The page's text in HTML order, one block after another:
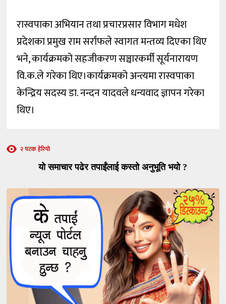
रास्वपाका अभियान तथा प्रचारप्रसार विभाग मधेश
प्रदेशका प्रमुख राम सर्राफले स्वागत मन्तव्य दिएका थिए
भने, कार्यक्रमको सहजीकरण सञ्चारकर्मी सूर्यनारायण
वि.क.ले गरेका थिए।कार्यक्रमको अन्त्यमा रास्वपाका
केन्द्रिय सदस्य डा. नन्दन यादवले धन्यवाद ज्ञापन गरेका
थिए।
२ पटक हेरियो
यो समाचार पढेर तपाईंलाई कस्तो अनुभूति भयो ?